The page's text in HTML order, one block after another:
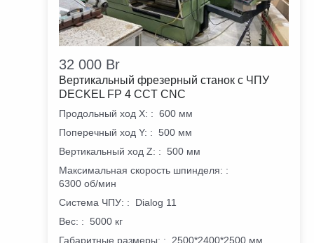
32 000 Br
Вертикальный фрезерный станок с ЧПУ
DECKEL FP 4 CCT CNC
Продольный ход X: : 600 мм
Поперечный ход Y: : 500 мм
Вертикальный ход Z: : 500 мм
Максимальная скорость шпинделя: :
6300 об/мин
Система ЧПУ: :
Dialog 11
Вес: : 5000 кг
Габаритные размеры: : 2500*2400*2500 мм